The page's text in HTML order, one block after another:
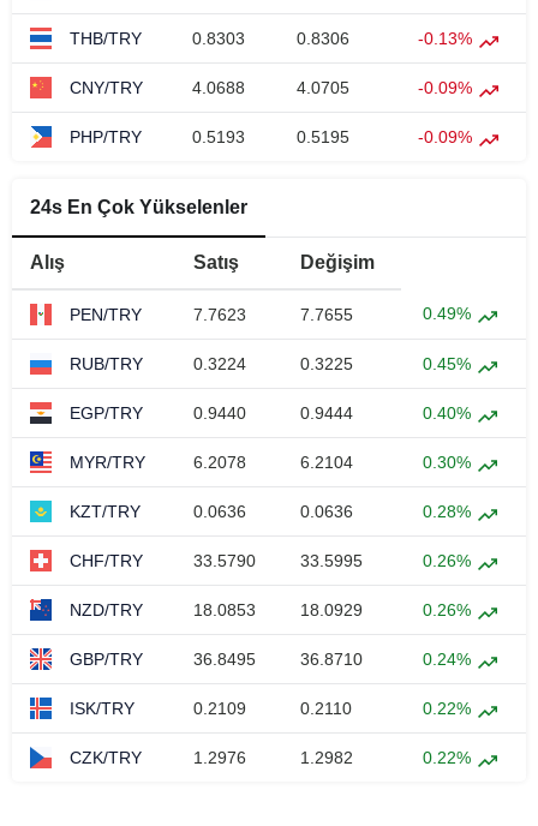
THB/TRY 0.8303 0.8306 -0.13%
CNY/TRY 4.0688 4.0705 -0.09%
PHP/TRY 0.5193 0.5195 -0.09%
24s En Çok Yükselenler
Alış Satış Değişim
PEN/TRY 7.7623 7.7655 0.49%
RUB/TRY 0.3224 0.3225 0.45%
EGP/TRY 0.9440 0.9444 0.40%
MYR/TRY 6.2078 6.2104 0.30%
KZT/TRY 0.0636 0.0636 0.28%
CHF/TRY 33.5790 33.5995 0.26%
NZD/TRY 18.0853 18.0929 0.26%
GBP/TRY 36.8495 36.8710 0.24%
ISK/TRY 0.2109 0.2110 0.22%
CZK/TRY 1.2976 1.2982 0.22%